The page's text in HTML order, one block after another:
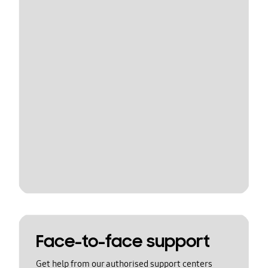
Face-to-face support
Get help from our authorised support centers